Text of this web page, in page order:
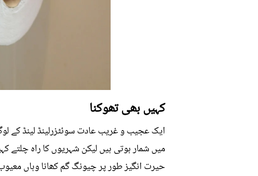
کہیں بھی تھوکنا
ایک عجیب و غریب عادت سوئٹزرلینڈ لینڈ کے
میں شمار ہوتی ہیں لیکن شہریوں کا راہ
حیرت انگیز طور پر چیونگ گم کھانا وہاں